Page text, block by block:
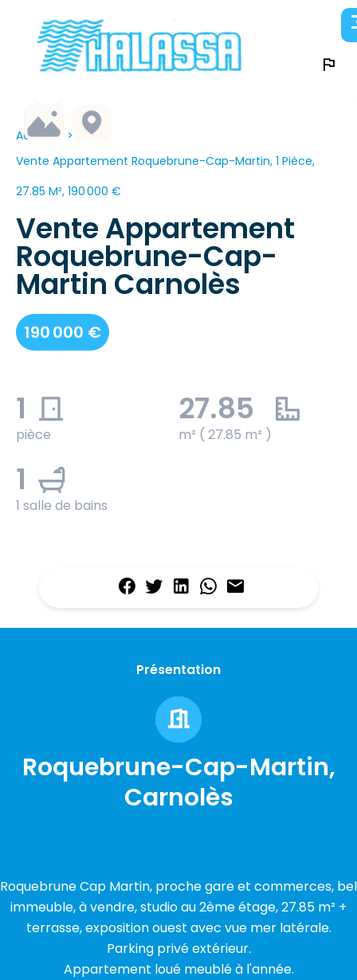
Accueil
Vente Appartement Roquebrune-Cap-Martin, 1 Pièce,
27.85 M², 190 000 €
Vente Appartement
Roquebrune-Cap-
Martin Carnolès
190 000 €
1
pièce
27.85
m² ( 27.85 m² )
1
1 salle de bains
Présentation
Roquebrune-Cap-Martin,
Carnolès
Roquebrune Cap Martin, proche gare et commerces, bel
immeuble, à vendre, studio au 2ème étage, 27.85 m² +
terrasse, exposition ouest avec vue mer latérale.
Parking privé extérieur.
Appartement loué meublé à l'année.